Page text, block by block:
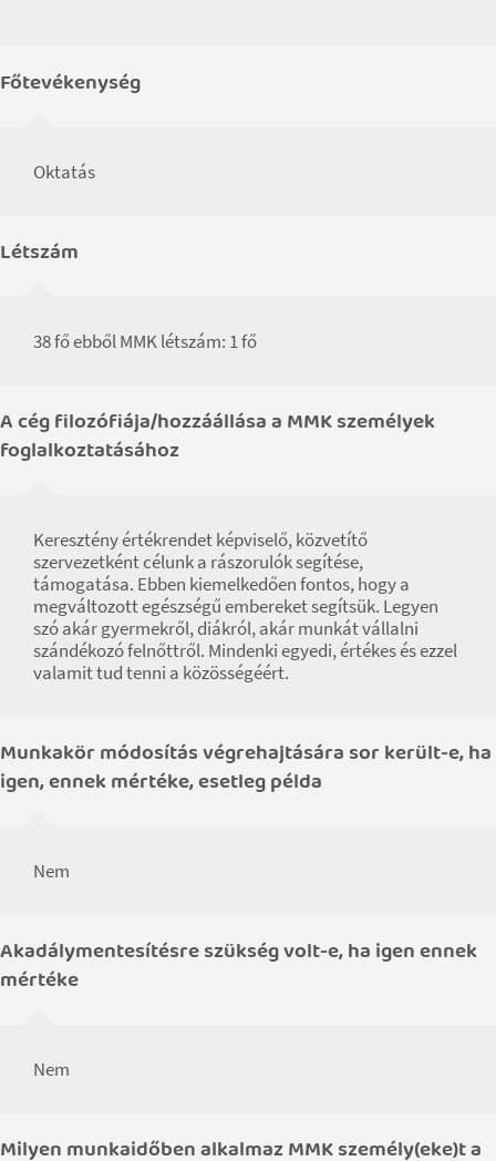
Főtevékenység
Oktatás
Létszám
38 fő ebből MMK létszám: 1 fő
A cég filozófiája/hozzáállása a MMK személyek
foglalkoztatásához
Keresztény értékrendet képviselő, közvetítő
szervezetként célunk a rászorulók segítése,
támogatása. Ebben kiemelkedően fontos, hogy a
megváltozott egészségű embereket segítsük. Legyen
szó akár gyermekről, diákról, akár munkát vállalni
szándékozó felnőttről. Mindenki egyedi, értékes és ezzel
valamit tud tenni a közösségéért.
Munkakör módosítás végrehajtására sor került-e, ha
igen, ennek mértéke, esetleg példa
Nem
Akadálymentesítésre szükség volt-e, ha igen ennek
mértéke
Nem
Milyen munkaidőben alkalmaz MMK személy(eke)t a